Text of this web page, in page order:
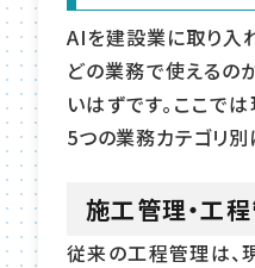
AIを建設業に取り入
どの業務で使えるの
いはずです。ここで
5つの業務カテゴリ別
施工管理・工
従来の工程管理は、